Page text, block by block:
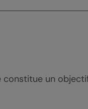
constitue un